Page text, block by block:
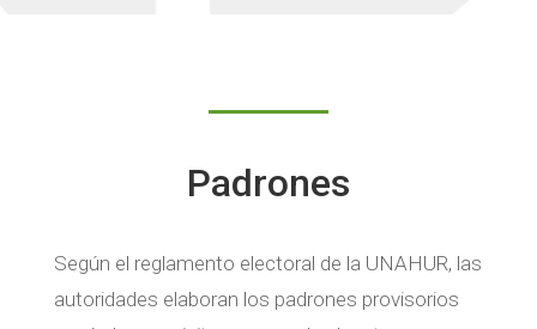
Padrones
Según el reglamento electoral de la UNAHUR, las
autoridades elaboran los padrones provisorios